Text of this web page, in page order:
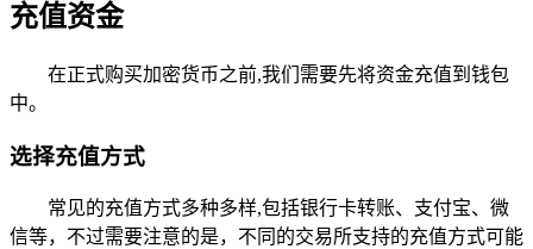
充值资金
在正式购买加密货币之前,我们需要先将资金充值到钱包
中。
选择充值方式
常见的充值方式多种多样,包括银行卡转账、支付宝、微
信等，不过需要注意的是，不同的交易所支持的充值方式可能